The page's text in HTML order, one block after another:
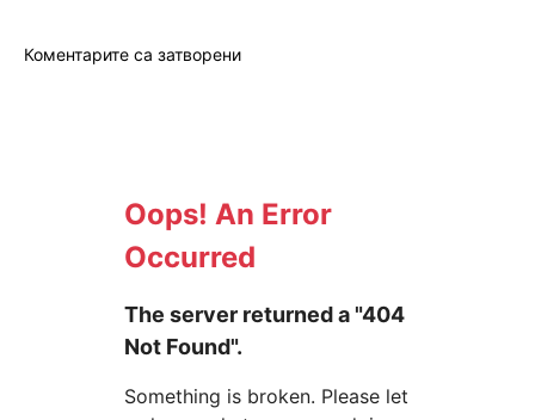
Коментарите са затворени